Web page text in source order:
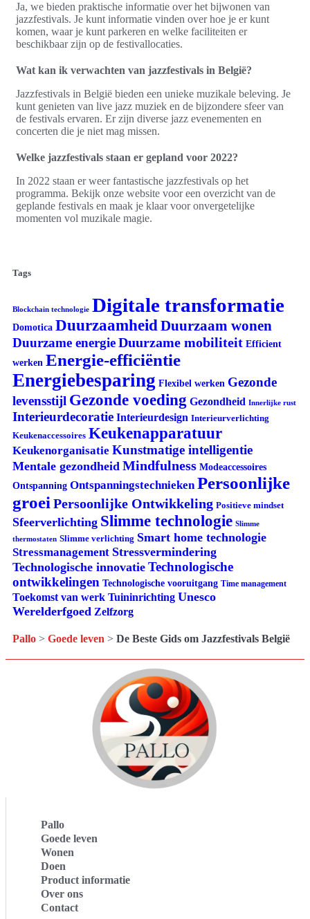
Ja, we bieden praktische informatie over het bijwonen van
jazzfestivals. Je kunt informatie vinden over hoe je er kunt
komen, waar je kunt parkeren en welke faciliteiten er
beschikbaar zijn op de festivallocaties.
Wat kan ik verwachten van jazzfestivals in België?
Jazzfestivals in België bieden een unieke muzikale beleving. Je
kunt genieten van live jazz muziek en de bijzondere sfeer van
de festivals ervaren. Er zijn diverse jazz evenementen en
concerten die je niet mag missen.
Welke jazzfestivals staan er gepland voor 2022?
In 2022 staan er weer fantastische jazzfestivals op het
programma. Bekijk onze website voor een overzicht van de
geplande festivals en maak je klaar voor onvergetelijke
momenten vol muzikale magie.
Tags
Blockchain technologie Digitale transformatie
Domotica DuurzaamheidDuurzaam wonen
Duurzame energieDuurzame mobiliteit Efficient
werken Energie-efficiëntie
Energiebesparing Flexibel werken Gezonde
levensstijl Gezonde voeding Gezondheid Innerlijke rust
Interieurdecoratie Interieurdesign Interieurverlichting
Keukenaccessoires Keukenapparatuur
Keukenorganisatie Kunstmatige intelligentie
Mentale gezondheid Mindfulness Modeaccessoires
Ontspanning Ontspanningstechnieken Persoonlijke
groeiPersoonlijke Ontwikkeling Positieve mindset
Sfeerverlichting Slimme technologie Slimme
thermostaten Slimme verlichting Smart home technologie
Stressmanagement Stressvermindering
Technologische innovatie Technologische
ontwikkelingen Technologische vooruitgang Time management
Toekomst van werk Tuininrichting Unesco
Werelderfgoed Zelfzorg
Pallo > Goede leven > De Beste Gids om Jazzfestivals België
Pallo
Goede leven
Wonen
Doen
Product informatie
Over ons
Contact